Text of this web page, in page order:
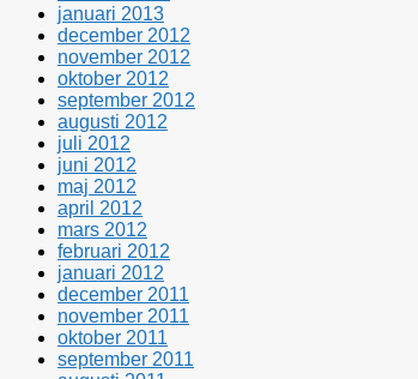
januari 2013
december 2012
november 2012
oktober 2012
september 2012
augusti 2012
juli 2012
juni 2012
maj 2012
april 2012
mars 2012
februari 2012
januari 2012
december 2011
november 2011
oktober 2011
september 2011